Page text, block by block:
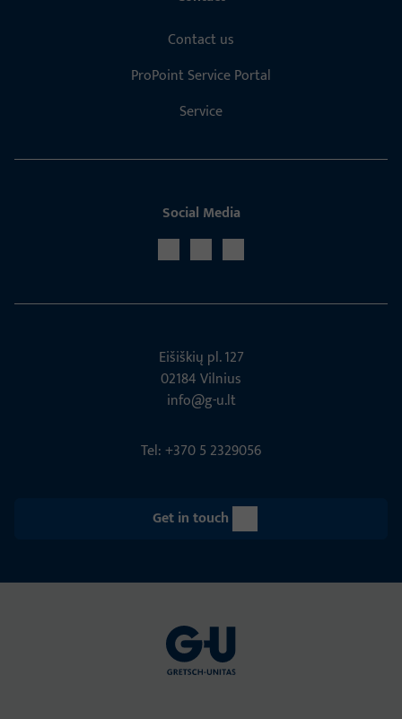
Contact us
ProPoint Service Portal
Service
Social Media
Eišiškių pl. 127
02184 Vil­nius
info@g-u.lt
Tel: +370 5 2329056
Get in touch